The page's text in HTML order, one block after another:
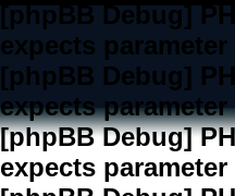
[phpBB Debug]
expects
[phpBB Debug]
expects
[phpBB Debug]
expects